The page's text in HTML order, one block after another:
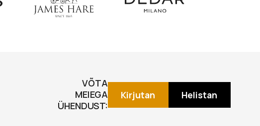
VÕTA
MEIEGA
ÜHENDUST:
Kirjutan Helistan